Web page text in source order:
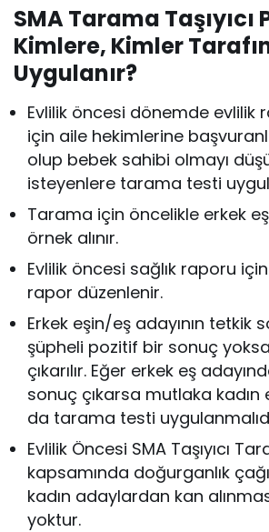
SMA Tarama Taşıyıcı
Kimlere, Kimler
Uygulanır?
Evlilik öncesi dönemde evlilik
için aile hekimlerine
olup bebek sahibi olmayı
isteyenlere tarama testi
Tarama için öncelikle erkek
örnek alınır.
Evlilik öncesi sağlık raporu
rapor düzenlenir.
Erkek eşin/eş adayının tetkik
şüpheli pozitif bir sonuç
çıkarılır. Eğer erkek eş
sonuç çıkarsa mutlaka kadın
da tarama testi
Evlilik Öncesi SMA Taşıyıcı
kapsamında doğurganlık
kadın adaylardan kan
yoktur.